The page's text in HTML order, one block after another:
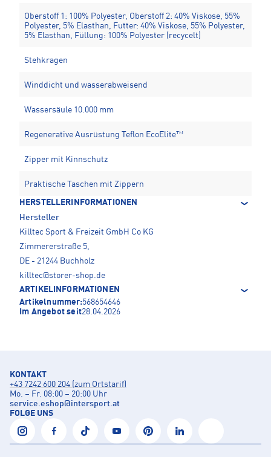
Oberstoff 1: 100% Polyester, Oberstoff 2: 40% Viskose, 55%
Polyester, 5% Elasthan, Futter: 40% Viskose, 55% Polyester,
5% Elasthan, Füllung: 100% Polyester (recycelt)
Stehkragen
Winddicht und wasserabweisend
Wassersäule 10.000 mm
Regenerative Ausrüstung Teflon EcoElite™
Zipper mit Kinnschutz
Praktische Taschen mit Zippern
HERSTELLERINFORMATIONEN
Hersteller
Killtec Sport & Freizeit GmbH Co KG
Zimmererstraße 5,
DE - 21244 Buchholz
killtec@storer-shop.de
ARTIKELINFORMATIONEN
Artikelnummer:568654646
Im Angebot seit28.04.2026
KONTAKT
+43 7242 600 204 (zum Ortstarif)
Mo. – Fr. 08:00 – 20:00 Uhr
service.eshop@intersport.at
FOLGE UNS